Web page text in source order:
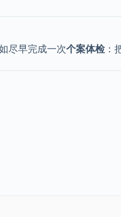
尽早完成一次个案体检：